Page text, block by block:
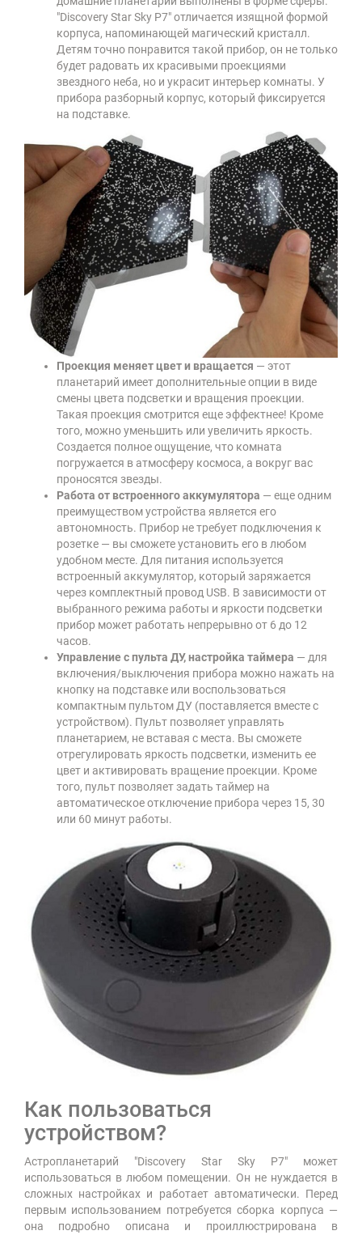
"Discovery Star Sky P7" отличается изящной формой
корпуса, напоминающей магический кристалл.
Детям точно понравится такой прибор, он не только
будет радовать их красивыми проекциями
звездного неба, но и украсит интерьер комнаты. У
прибора разборный корпус, который фиксируется
на подставке.
Проекция меняет цвет и вращается — этот
планетарий имеет дополнительные опции в виде
смены цвета подсветки и вращения проекции.
Такая проекция смотрится еще эффектнее! Кроме
того, можно уменьшить или увеличить яркость.
Создается полное ощущение, что комната
погружается в атмосферу космоса, а вокруг вас
проносятся звезды.
Работа от встроенного аккумулятора — еще одним
преимуществом устройства является его
автономность. Прибор не требует подключения к
розетке — вы сможете установить его в любом
удобном месте. Для питания используется
встроенный аккумулятор, который заряжается
через комплектный провод USB. В зависимости от
выбранного режима работы и яркости подсветки
прибор может работать непрерывно от 6 до 12
часов.
Управление с пульта ДУ, настройка таймера — для
включения/выключения прибора можно нажать на
кнопку на подставке или воспользоваться
компактным пультом ДУ (поставляется вместе с
устройством). Пульт позволяет управлять
планетарием, не вставая с места. Вы сможете
отрегулировать яркость подсветки, изменить ее
цвет и активировать вращение проекции. Кроме
того, пульт позволяет задать таймер на
автоматическое отключение прибора через 15, 30
или 60 минут работы.
Как пользоваться
устройством?
Астропланетарий "Discovery Star Sky P7" может
использоваться в любом помещении. Он не нуждается в
сложных настройках и работает автоматически. Перед
первым использованием потребуется сборка корпуса —
она подробно описана и проиллюстрирована в